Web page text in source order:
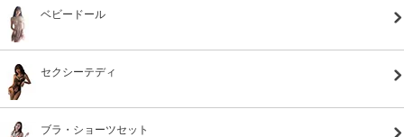
ベビードール
セクシーテディ
ブラ・ショーツセット